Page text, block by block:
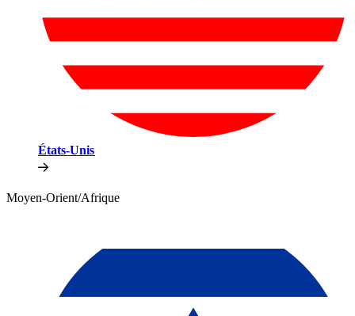
États-Unis​​
Moyen-Orient/Afrique​​